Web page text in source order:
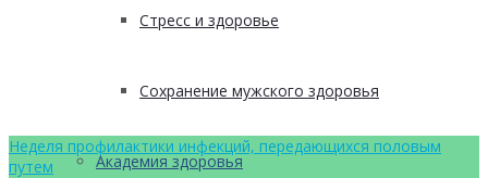
Стресс и здоровье
Сохранение мужского здоровья
Академия здоровья
Неделя профилактики инфекций, передающихся половым
путем